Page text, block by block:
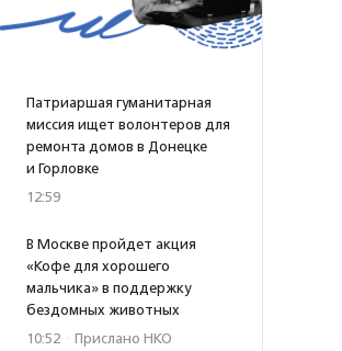
Патриаршая гуманитарная
миссия ищет волонтеров для
ремонта домов в Донецке
и Горловке
12:59
В Москве пройдет акция
«Кофе для хорошего
мальчика» в поддержку
бездомных животных
10:52 · Прислано НКО